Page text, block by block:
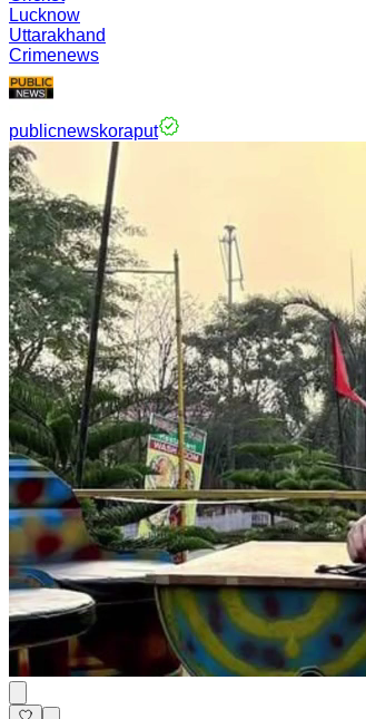
Lucknow
Uttarakhand
Crimenews
publicnewskoraput